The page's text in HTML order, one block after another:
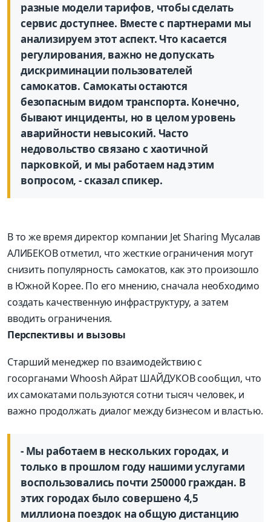
разные модели тарифов, чтобы сделать
сервис доступнее. Вместе с партнерами мы
анализируем этот аспект. Что касается
регулирования, важно не допускать
дискриминации пользователей
самокатов. Самокаты остаются
безопасным видом транспорта. Конечно,
бывают инциденты, но в целом уровень
аварийности невысокий. Часто
недовольство связано с хаотичной
парковкой, и мы работаем над этим
вопросом, - сказал спикер.
В то же время директор компании Jet Sharing Мусалав
АЛИБЕКОВ отметил, что жесткие ограничения могут
снизить популярность самокатов, как это произошло
в Южной Корее. По его мнению, сначала необходимо
создать качественную инфраструктуру, а затем
вводить ограничения.
Перспективы и вызовы
Старший менеджер по взаимодействию с
госорганами Whoosh Айрат ШАЙДУКОВ сообщил, что
их самокатами пользуются сотни тысяч человек, и
важно продолжать диалог между бизнесом и властью.
- Мы работаем в нескольких городах, и
только в прошлом году нашими услугами
воспользовались почти 250000 граждан. В
этих городах было совершено 4,5
миллиона поездок на общую дистанцию